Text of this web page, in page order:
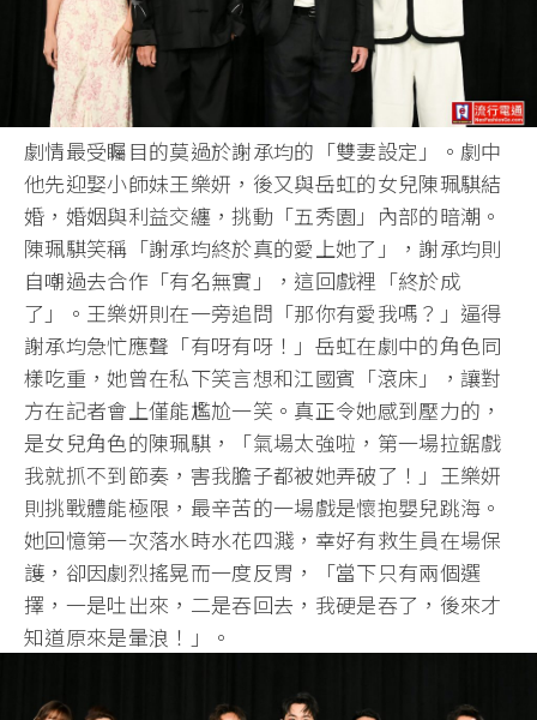
劇情最受矚目的莫過於謝承均的「雙妻設定」。劇中
他先迎娶小師妹王樂妍，後又與岳虹的女兒陳珮騏結
婚，婚姻與利益交纏，挑動「五秀園」內部的暗潮。
陳珮騏笑稱「謝承均終於真的愛上她了」，謝承均則
自嘲過去合作「有名無實」，這回戲裡「終於成
了」。王樂妍則在一旁追問「那你有愛我嗎？」逼得
謝承均急忙應聲「有呀有呀！」岳虹在劇中的角色同
樣吃重，她曾在私下笑言想和江國賓「滾床」，讓對
方在記者會上僅能尷尬一笑。真正令她感到壓力的，
是女兒角色的陳珮騏，「氣場太強啦，第一場拉鋸戲
我就抓不到節奏，害我膽子都被她弄破了！」王樂妍
則挑戰體能極限，最辛苦的一場戲是懷抱嬰兒跳海。
她回憶第一次落水時水花四濺，幸好有救生員在場保
護，卻因劇烈搖晃而一度反胃，「當下只有兩個選
擇，一是吐出來，二是吞回去，我硬是吞了，後來才
知道原來是暈浪！」。